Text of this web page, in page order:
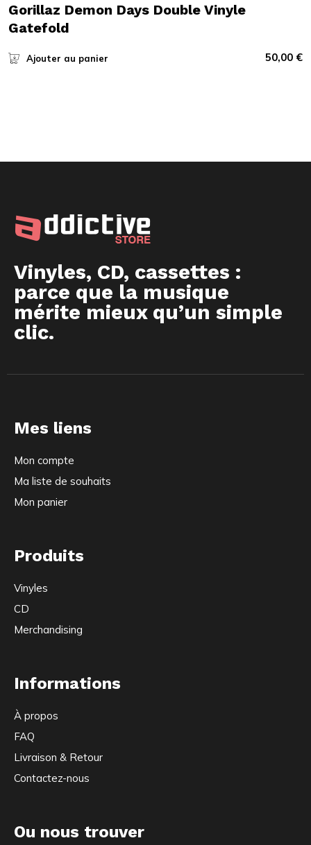
Gorillaz Demon Days Double Vinyle
Gatefold
Ajouter au panier 50,00 €
Vinyles, CD, cassettes :
parce que la musique
mérite mieux qu’un simple
clic.
Mes liens
Mon compte
Ma liste de souhaits
Mon panier
Produits
Vinyles
CD
Merchandising
Informations
À propos
FAQ
Livraison & Retour
Contactez-nous
Ou nous trouver